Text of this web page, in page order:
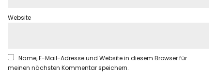
Website
Name, E-Mail-Adresse und Website in diesem Browser für
meinen nächsten Kommentar speichern.